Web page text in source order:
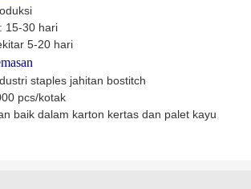
15-30 hari
5-20 hari
staples jahitan bostitch
pcs/kotak
baik dalam karton kertas dan palet kayu